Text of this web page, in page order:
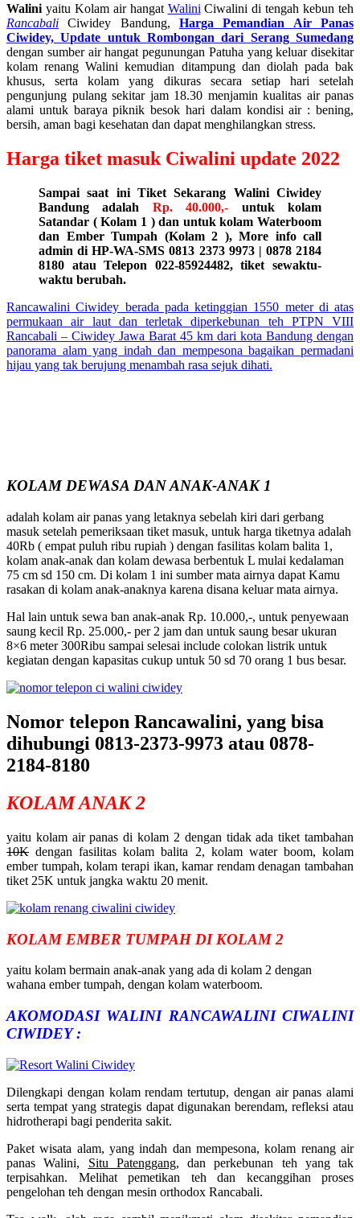
Walini yaitu Kolam air hangat Walini Ciwalini di tengah kebun teh
Rancabali Ciwidey Bandung, Harga Pemandian Air Panas
Ciwidey, Update untuk Rombongan dari Serang Sumedang
dengan sumber air hangat pegunungan Patuha yang keluar disekitar
kolam renang Walini kemudian ditampung dan diolah pada bak
khusus, serta kolam yang dikuras secara setiap hari setelah
pengunjung pulang sekitar jam 18.30 menjamin kualitas air panas
alami untuk baraya piknik besok hari dalam kondisi air : bening,
bersih, aman bagi kesehatan dan dapat menghilangkan stress.
Harga tiket masuk Ciwalini update 2022
Sampai saat ini Tiket Sekarang Walini Ciwidey
Bandung adalah Rp. 40.000,- untuk kolam
Satandar ( Kolam 1 ) dan untuk kolam Waterboom
dan Ember Tumpah (Kolam 2 ), More info call
admin di HP-WA-SMS 0813 2373 9973 | 0878 2184
8180 atau Telepon 022-85924482, tiket sewaktu-
waktu berubah.
Rancawalini Ciwidey berada pada ketinggian 1550 meter di atas
permukaan air laut dan terletak diperkebunan teh PTPN VIII
Rancabali – Ciwidey Jawa Barat 45 km dari kota Bandung dengan
panorama alam yang indah dan mempesona bagaikan permadani
hijau yang tak berujung menambah rasa sejuk dihati.
KOLAM DEWASA DAN ANAK-ANAK 1
adalah kolam air panas yang letaknya sebelah kiri dari gerbang
masuk setelah pemeriksaan tiket masuk, untuk harga tiketnya adalah
40Rb ( empat puluh ribu rupiah ) dengan fasilitas kolam balita 1,
kolam anak-anak dan kolam dewasa berbentuk L mulai kedalaman
75 cm sd 150 cm. Di kolam 1 ini sumber mata airnya dapat Kamu
rasakan di kolam anak-anaknya karena disana keluar mata airnya.
Hal lain untuk sewa ban anak-anak Rp. 10.000,-, untuk penyewaan
saung kecil Rp. 25.000,- per 2 jam dan untuk saung besar ukuran
8×6 meter 300Ribu sampai selesai include colokan listrik untuk
kegiatan dengan kapasitas cukup untuk 50 sd 70 orang 1 bus besar.
Nomor telepon Rancawalini, yang bisa
dihubungi 0813-2373-9973 atau 0878-
2184-8180
KOLAM ANAK 2
yaitu kolam air panas di kolam 2 dengan tidak ada tiket tambahan
10K dengan fasilitas kolam balita 2, kolam water boom, kolam
ember tumpah, kolam terapi ikan, kamar rendam denagan tambahan
tiket 25K untuk jangka waktu 20 menit.
KOLAM EMBER TUMPAH DI KOLAM 2
yaitu kolam bermain anak-anak yang ada di kolam 2 dengan
wahana ember tumpah, dengan kolam waterboom.
AKOMODASI WALINI RANCAWALINI CIWALINI
CIWIDEY :
Dilengkapi dengan kolam rendam tertutup, dengan air panas alami
serta tempat yang strategis dapat digunakan berendam, refleksi atau
hidrotherapi bagi penderita sakit.
Paket wisata alam, yang indah dan mempesona, kolam renang air
panas Walini, Situ Patenggang, dan perkebunan teh yang tak
terpisahkan. Melihat pemetikan teh dan kecanggihan proses
pengelohan teh dengan mesin orthodox Rancabali.